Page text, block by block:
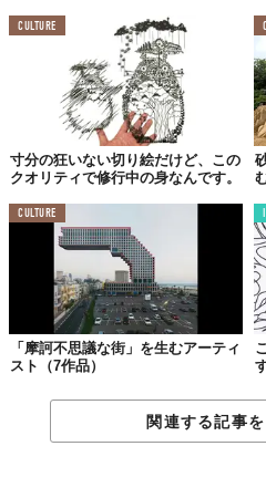
CULTURE
寸分の狂いない切り絵だけど、この
クオリティで修行中の身なんです。
CULTURE
「摩訶不思議な街」を生むアーティ
スト（7作品）
関連する記事